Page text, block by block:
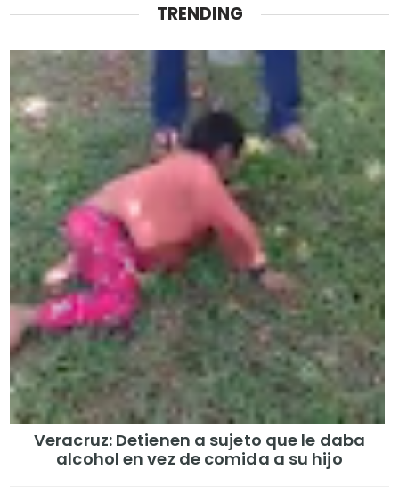
TRENDING
Veracruz: Detienen a sujeto que le daba
alcohol en vez de comida a su hijo